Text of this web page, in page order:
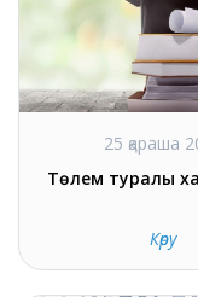
25 қараша
Төлем туралы
Көру